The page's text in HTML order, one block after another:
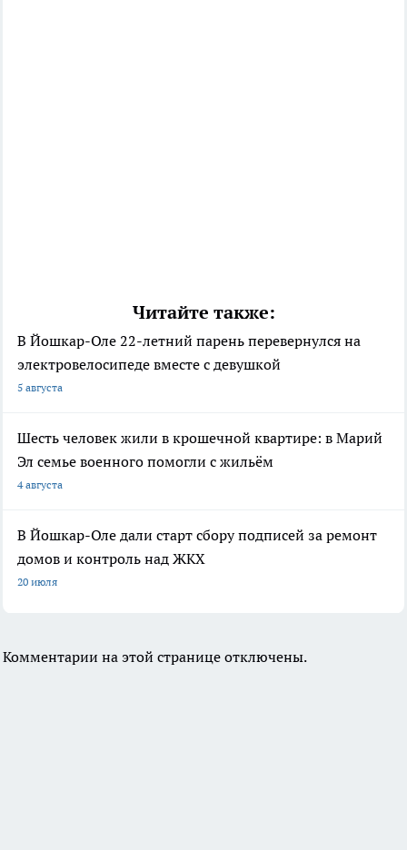
Читайте также:
В Йошкар-Оле 22-летний парень перевернулся на
электровелосипеде вместе с девушкой
5 августа
Шесть человек жили в крошечной квартире: в Марий
Эл семье военного помогли с жильём
4 августа
В Йошкар-Оле дали старт сбору подписей за ремонт
домов и контроль над ЖКХ
20 июля
Комментарии на этой странице отключены.